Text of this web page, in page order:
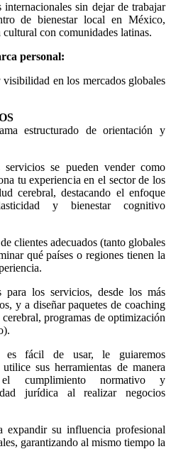
internacionales sin dejar de trabajar
de bienestar local en México,
con comunidades latinas.
personal:
en los mercados globales
estructurado de orientación y
se pueden vender como
tu experiencia en el sector de los
cerebral, destacando el enfoque
y bienestar cognitivo
clientes adecuados (tanto globales
qué países o regiones tienen la
los servicios, desde los más
y a diseñar paquetes de coaching
programas de optimización
fácil de usar, le guiaremos
sus herramientas de manera
el cumplimiento normativo y
jurídica al realizar negocios
expandir su influencia profesional
garantizando al mismo tiempo la